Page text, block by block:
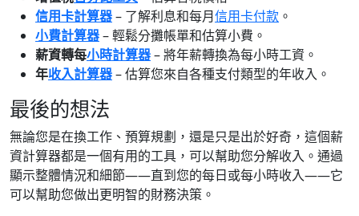
信用卡計算器– 了解利息和每月信用卡付款 。
小費計算器– 輕鬆分攤帳單和估算小費。
薪資轉每小時計算器– 將年薪轉換為每小時工資。
年收入計算器– 估算您來自各種支付類型的年收入。
最後的想法
無論您是在換工作、預算規劃，還是只是出於好奇，這個薪
資計算器都是一個有用的工具，可以幫助您分解收入。通過
顯示整體情況和細節——直到您的每日或每小時收入——它
可以幫助您做出更明智的財務決策。